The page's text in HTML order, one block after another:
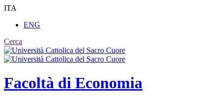
ITA
ENG
Cerca
Facoltà di Economia